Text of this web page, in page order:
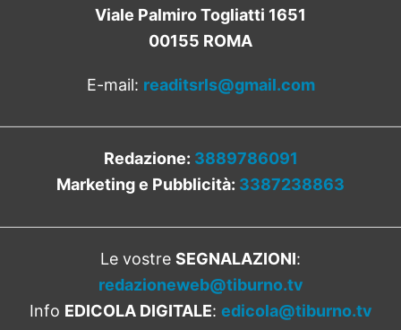
Viale Palmiro Togliatti 1651
00155 ROMA
E-mail: readitsrls@gmail.com
Redazione: 3889786091
Marketing e Pubblicità: 3387238863
Le vostre SEGNALAZIONI:
redazioneweb@tiburno.tv
Info EDICOLA DIGITALE: edicola@tiburno.tv